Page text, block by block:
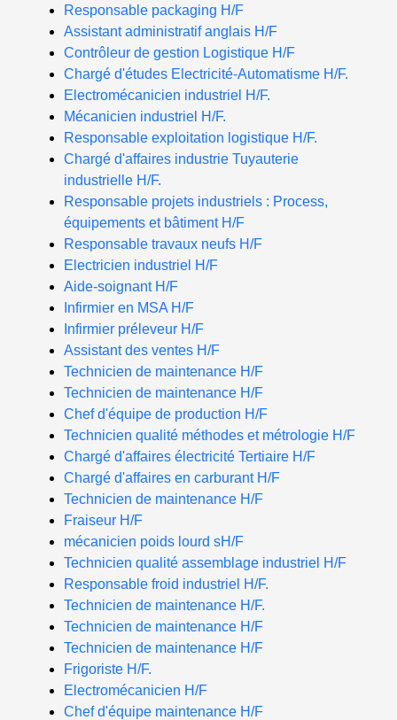
Responsable packaging H/F
Assistant administratif anglais H/F
Contrôleur de gestion Logistique H/F
Chargé d'études Electricité-Automatisme H/F.
Electromécanicien industriel H/F.
Mécanicien industriel H/F.
Responsable exploitation logistique H/F.
Chargé d'affaires industrie Tuyauterie
industrielle H/F.
Responsable projets industriels : Process,
équipements et bâtiment H/F
Responsable travaux neufs H/F
Electricien industriel H/F
Aide-soignant H/F
Infirmier en MSA H/F
Infirmier préleveur H/F
Assistant des ventes H/F
Technicien de maintenance H/F
Technicien de maintenance H/F
Chef d'équipe de production H/F
Technicien qualité méthodes et métrologie H/F
Chargé d'affaires électricité Tertiaire H/F
Chargé d'affaires en carburant H/F
Technicien de maintenance H/F
Fraiseur H/F
mécanicien poids lourd sH/F
Technicien qualité assemblage industriel H/F
Responsable froid industriel H/F.
Technicien de maintenance H/F.
Technicien de maintenance H/F
Technicien de maintenance H/F
Frigoriste H/F.
Electromécanicien H/F
Chef d'équipe maintenance H/F